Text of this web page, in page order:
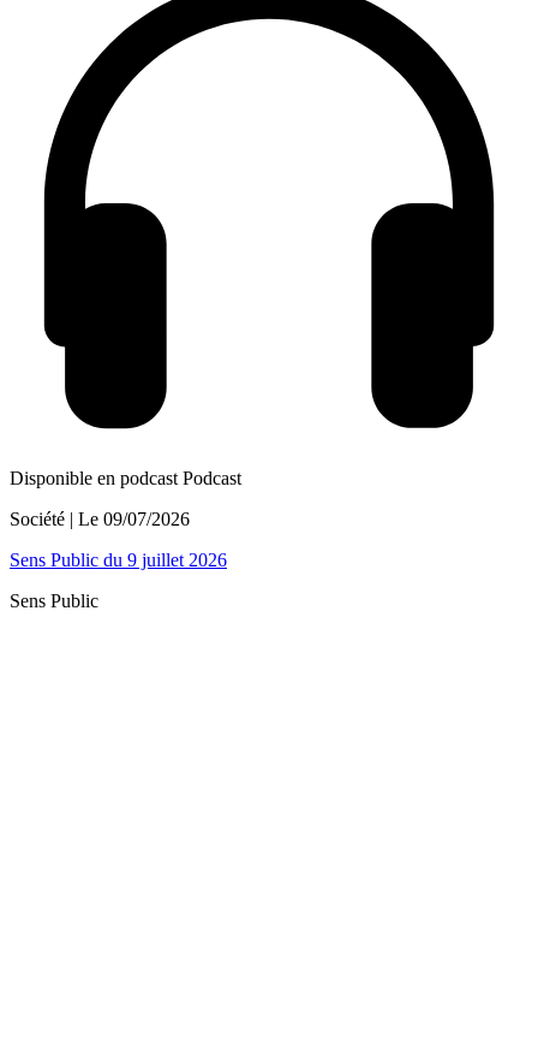
Disponible en podcast Podcast
Société | Le 09/07/2026
Sens Public du 9 juillet 2026
Sens Public